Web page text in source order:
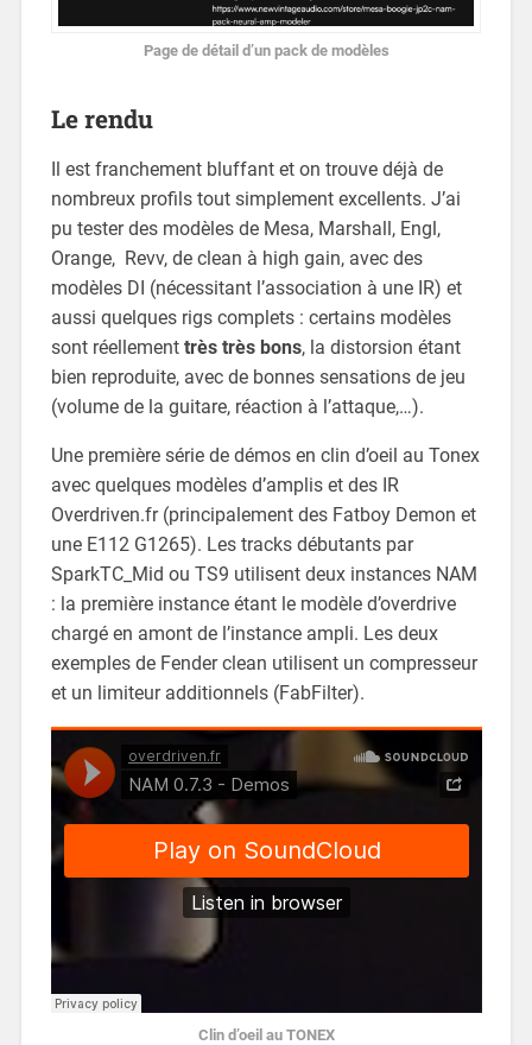
Page de détail d’un pack de modèles
Le rendu
Il est franchement bluffant et on trouve déjà de
nombreux profils tout simplement excellents. J’ai
pu tester des modèles de Mesa, Marshall, Engl,
Orange, Revv, de clean à high gain, avec des
modèles DI (nécessitant l’association à une IR) et
aussi quelques rigs complets : certains modèles
sont réellement très très bons, la distorsion étant
bien reproduite, avec de bonnes sensations de jeu
(volume de la guitare, réaction à l’attaque,…).
Une première série de démos en clin d’oeil au Tonex
avec quelques modèles d’amplis et des IR
Overdriven.fr (principalement des Fatboy Demon et
une E112 G1265). Les tracks débutants par
SparkTC_Mid ou TS9 utilisent deux instances NAM
: la première instance étant le modèle d’overdrive
chargé en amont de l’instance ampli. Les deux
exemples de Fender clean utilisent un compresseur
et un limiteur additionnels (FabFilter).
Clin d’oeil au TONEX